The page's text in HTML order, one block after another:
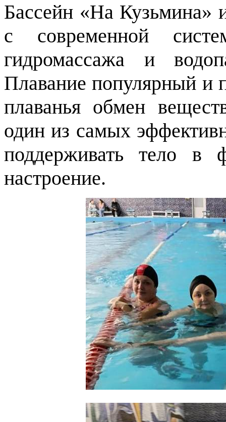
Бассейн «На Кузьмина»
с современной
гидромассажа и
Плавание популярный и
плаванья обмен
один из самых
поддерживать тело в
настроение.